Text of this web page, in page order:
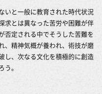
いと一般に教育された時代状況
求とは異なった苦労や困難が伴
否定される中でそうした苦難を
、精神気概が養われ、術技が磨
し、次なる文化を積極的に創造
。